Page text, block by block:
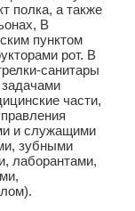
полка, а также
В
пунктом
рот. В
санитары
части,
и служащими
зубными
лаборантами,